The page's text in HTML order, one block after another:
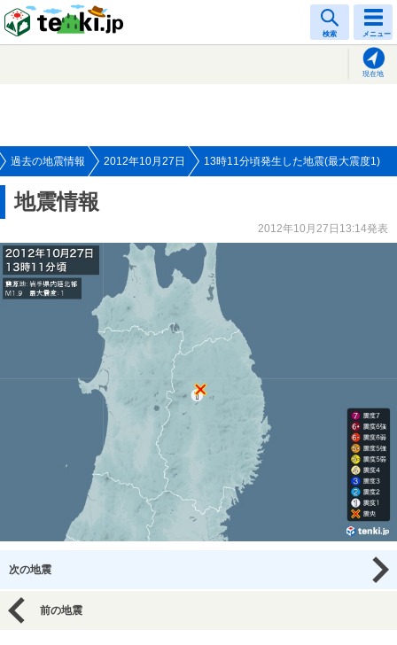
検索 メニュー
現在地
過去の地震情報 2012年10月27日 13時11分頃発生した地震(最大震度1)
地震情報
2012年10月27日13:14発表
次の地震
前の地震